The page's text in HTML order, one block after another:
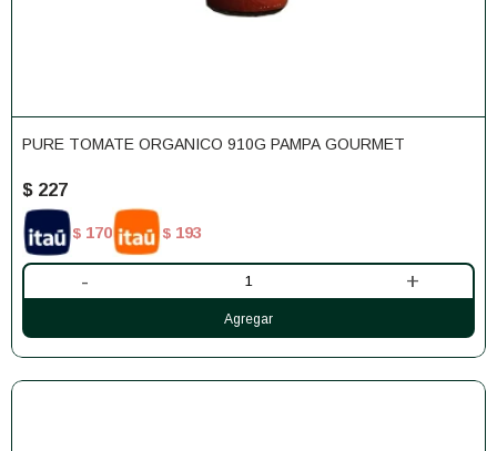
PURE TOMATE ORGANICO 910G PAMPA GOURMET
$ 227
$ 170 $ 193
- +